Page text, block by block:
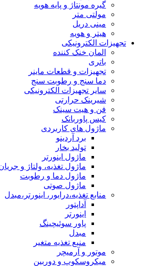
گیره مونتاژ و پایه هویه
مولتی متر
مینی دریل
هیتر و هویه
تجهیزات الکترونیکی
المان خنک کننده
باتری
تجهیزات و قطعات ماینر
دما سنج و رطوبت سنج
سایر تجهیزات الکترونیکی
شیرینک حرارتی
فن و هیت سینک
کیس پاوربانک
ماژول های کاربردی
برد آردینو
تولید بخار
ماژول اینورتر
ماژول تغذیه، ولتاژ و
ماژول دما و رطوبت
ماژول صوتی
منابع تغذیه،درایور، اینورتر،مبدل
آداپتور
اینورتر
پاور سوئیچینگ
مبدل
منبع تغذیه متغیر
موتور و آرمیچر
میکروسکوپ و دوربین